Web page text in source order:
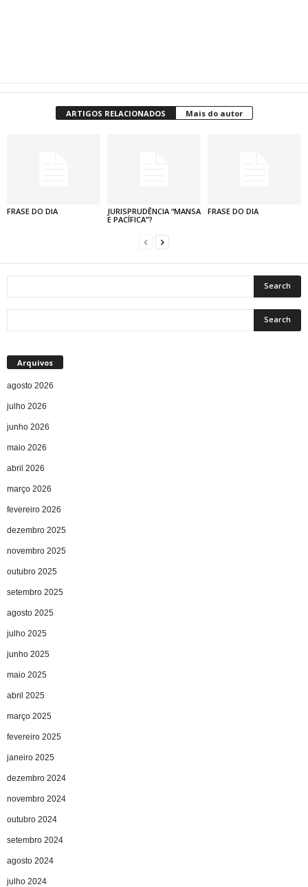
ARTIGOS RELACIONADOS Mais do autor
FRASE DO DIA
JURISPRUDÊNCIA “MANSA
E PACÍFICA”?
FRASE DO DIA
Arquivos
agosto 2026
julho 2026
junho 2026
maio 2026
abril 2026
março 2026
fevereiro 2026
dezembro 2025
novembro 2025
outubro 2025
setembro 2025
agosto 2025
julho 2025
junho 2025
maio 2025
abril 2025
março 2025
fevereiro 2025
janeiro 2025
dezembro 2024
novembro 2024
outubro 2024
setembro 2024
agosto 2024
julho 2024